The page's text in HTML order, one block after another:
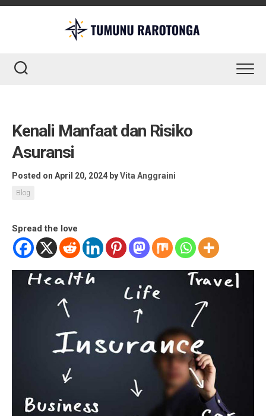
Skip
Kenali Manfaat dan Risiko
Asuransi
Posted on April 20, 2024 byVita Anggraini
Blog
Spread the love